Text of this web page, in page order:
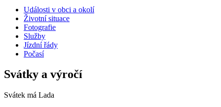
Události v obci a okolí
Životní situace
Fotografie
Služby
Jízdní řády
Počasí
Svátky a výročí
Svátek má Lada